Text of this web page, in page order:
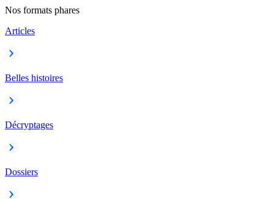
Nos formats phares
Articles
Belles histoires
Décryptages
Dossiers